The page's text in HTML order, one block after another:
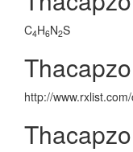
C4H6N2S
http://